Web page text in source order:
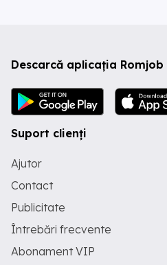
Descarcă aplicația Romjob
Suport clienți
Ajutor
Contact
Publicitate
Întrebări frecvente
Abonament VIP